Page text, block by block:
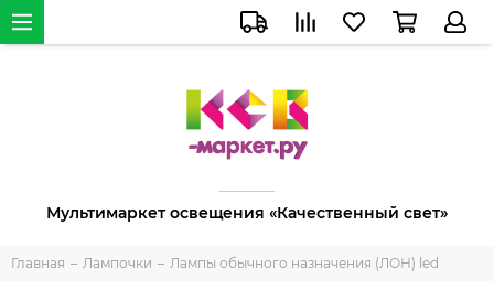
Мультимаркет освещения «Качественный свет»
Главная Лампочки Лампы обычного назначения (ЛОН) led